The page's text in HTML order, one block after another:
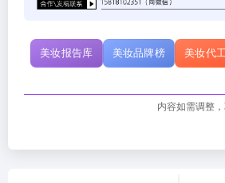
美妆报告库 美妆品牌榜 美妆代
内容如需调整